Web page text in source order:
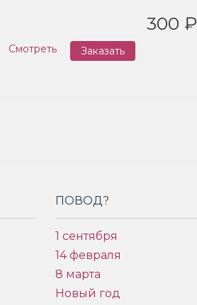
Смотреть
300 ₽
Заказать
ПОВОД?
1 сентября
14 февраля
8 марта
Новый год